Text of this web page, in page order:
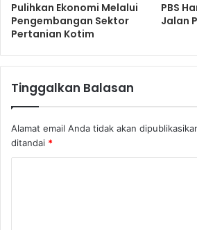
Pulihkan Ekonomi Melalui
Pengembangan Sektor
Pertanian Kotim
PBS
Jalan
Tinggalkan Balasan
Alamat email Anda tidak akan
ditandai *